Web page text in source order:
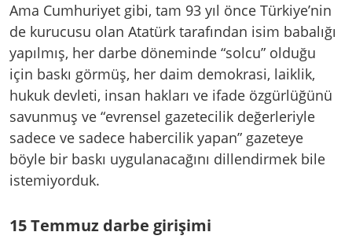
Ama Cumhuriyet gibi, tam 93 yıl önce Türkiye’nin
de kurucusu olan Atatürk tarafından isim babalığı
yapılmış, her darbe döneminde “solcu” olduğu
için baskı görmüş, her daim demokrasi, laiklik,
hukuk devleti, insan hakları ve ifade özgürlüğünü
savunmuş ve “evrensel gazetecilik değerleriyle
sadece ve sadece habercilik yapan” gazeteye
böyle bir baskı uygulanacağını dillendirmek bile
istemiyorduk.
15 Temmuz darbe girişimi